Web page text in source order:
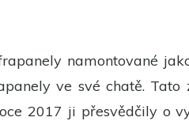
namontované
ve své chatě. Tato
2017 ji přesvědčily o